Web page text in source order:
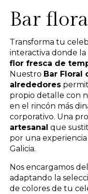
Bar
Transforma tu
interactiva donde la
flor fresca de
Nuestro Bar Floral
alrededores
propio detalle con
en el rincón más
corporativo. Una
artesanal que
por una
Galicia.
Nos encargamos
adaptando la
de colores de tu